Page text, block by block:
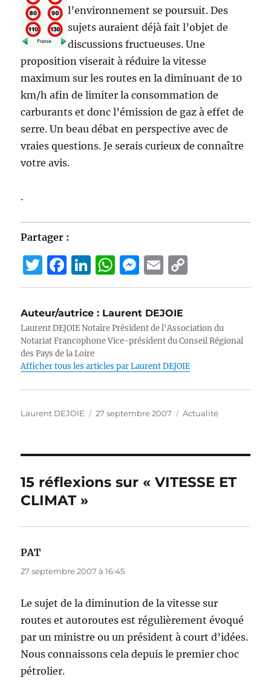
l’environnement se poursuit. Des
sujets auraient déjà fait l’objet de
discussions fructueuses. Une
proposition viserait à réduire la vitesse
maximum sur les routes en la diminuant de 10
km/h afin de limiter la consommation de
carburants et donc l’émission de gaz à effet de
serre. Un beau débat en perspective avec de
vraies questions. Je serais curieux de connaître
votre avis.
.
Partager :
T
w
it
te
r
F
a
c
e
b
o
Li
n
e
d
I
W
h
s
A
p
M
e
ss
e
n
g
E
m
ai
l
o
y
Li
n
Auteur/autrice : Laurent DEJOIE
Laurent DEJOIE Notaire Président de l'Association du
Notariat Francophone Vice-président du Conseil Régional
des Pays de la Loire
Afficher tous les articles par Laurent DEJOIE
Auteur
Laurent DEJOIE
Publié
27 septembre 2007 Catégories
Actualité
15 réflexions sur « VITESSE ET
CLIMAT »
PAT
27 septembre 2007 à 16:45
Le sujet de la diminution de la vitesse sur
routes et autoroutes est régulièrement évoqué
par un ministre ou un président à court d’idées.
Nous connaissons cela depuis le premier choc
pétrolier.